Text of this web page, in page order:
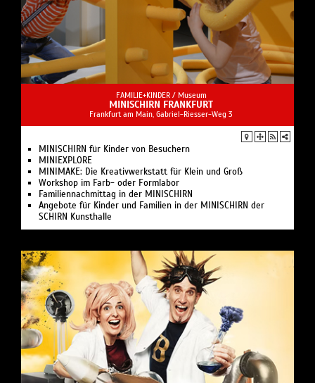
FAMILIE+KINDER / Museum
MINISCHIRN FRANKFURT
Frankfurt am Main, Gabriel-Riesser-Weg 3
MINISCHIRN für Kinder von Besuchern
MINIEXPLORE
MINIMAKE: Die Kreativwerkstatt für Klein und Groß
Workshop im Farb- oder Formlabor
Familiennachmittag in der MINISCHIRN
Angebote für Kinder und Familien in der MINISCHIRN der
SCHIRN Kunsthalle